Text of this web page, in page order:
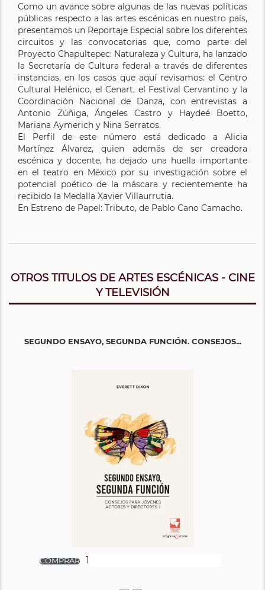
Como un avance sobre algunas de las nuevas políticas
públicas respecto a las artes escénicas en nuestro país,
presentamos un Reportaje Especial sobre los diferentes
circuitos y las convocatorias que, como parte del
Proyecto Chapultepec: Naturaleza y Cultura, ha lanzado
la Secretaría de Cultura federal a través de diferentes
instancias, en los casos que aquí revisamos: el Centro
Cultural Helénico, el Cenart, el Festival Cervantino y la
Coordinación Nacional de Danza, con entrevistas a
Antonio Zúñiga, Ángeles Castro y Haydeé Boetto,
Mariana Aymerich y Nina Serratos.
El Perfil de este número está dedicado a Alicia
Martínez Álvarez, quien además de ser creadora
escénica y docente, ha dejado una huella importante
en el teatro en México por su investigación sobre el
potencial poético de la máscara y recientemente ha
recibido la Medalla Xavier Villaurrutia.
En Estreno de Papel: Tributo, de Pablo Cano Camacho.
OTROS TITULOS DE ARTES ESCÉNICAS - CINE
Y TELEVISIÓN
SEGUNDO ENSAYO, SEGUNDA FUNCIÓN. CONSEJOS...